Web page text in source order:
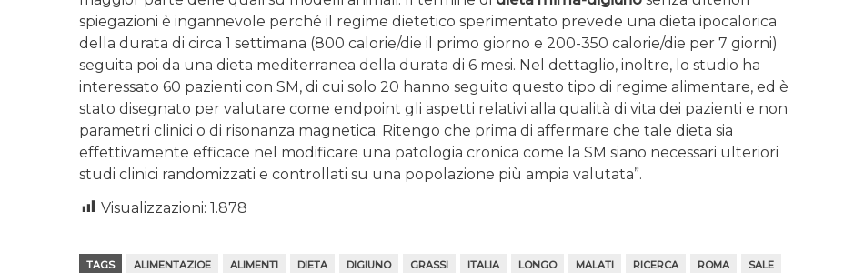
spiegazioni è ingannevole perché il regime dietetico sperimentato prevede una dieta ipocalorica
della durata di circa 1 settimana (800 calorie/die il primo giorno e 200-350 calorie/die per 7 giorni)
seguita poi da una dieta mediterranea della durata di 6 mesi. Nel dettaglio, inoltre, lo studio ha
interessato 60 pazienti con SM, di cui solo 20 hanno seguito questo tipo di regime alimentare, ed è
stato disegnato per valutare come endpoint gli aspetti relativi alla qualità di vita dei pazienti e non
parametri clinici o di risonanza magnetica. Ritengo che prima di affermare che tale dieta sia
effettivamente efficace nel modificare una patologia cronica come la SM siano necessari ulteriori
studi clinici randomizzati e controllati su una popolazione più ampia valutata”.
Visualizzazioni: 1.878
TAGS ALIMENTAZIOE ALIMENTI DIETA DIGIUNO GRASSI ITALIA LONGO MALATI RICERCA ROMA
SALE